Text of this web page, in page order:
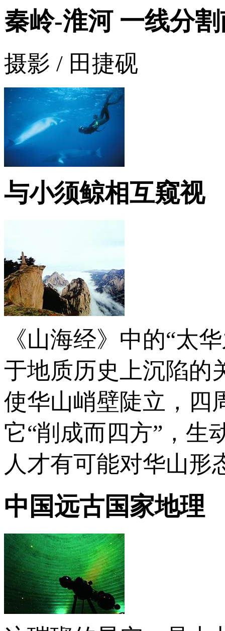
秦岭-淮河 一线分
摄影 / 田捷砚
与小须鲸相互窥视
《山海经》中的“太
于地质历史上沉陷的
使华山峭壁陡立，四
它“削成而四方”，生
人才有可能对华山形
中国远古国家地理